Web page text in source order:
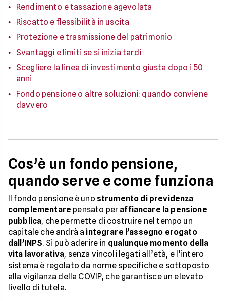
Rendimento e tassazione agevolata
Riscatto e flessibilità in uscita
Protezione e trasmissione del patrimonio
Svantaggi e limiti se si inizia tardi
Scegliere la linea di investimento giusta dopo i 50
anni
Fondo pensione o altre soluzioni: quando conviene
davvero
Cos’è un fondo pensione,
quando serve e come funziona
Il fondo pensione è uno strumento di previdenza
complementare pensato per affiancare la pensione
pubblica, che permette di costruire nel tempo un
capitale che andrà a integrare l’assegno erogato
dall’INPS. Si può aderire in qualunque momento della
vita lavorativa, senza vincoli legati all’età, e l’intero
sistema è regolato da norme specifiche e sottoposto
alla vigilanza della COVIP, che garantisce un elevato
livello di tutela.